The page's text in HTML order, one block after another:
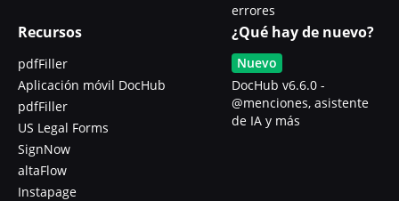
errores
Recursos
pdfFiller
Aplicación móvil DocHub
pdfFiller
US Legal Forms
SignNow
altaFlow
Instapage
¿Qué hay de nuevo?
Nuevo
DocHub v6.6.0 -
@menciones, asistente
de IA y más